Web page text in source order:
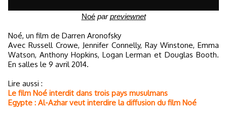
Noé parpreviewnet
Noé, un film de Darren Aronofsky
Avec Russell Crowe, Jennifer Connelly, Ray Winstone, Emma
Watson, Anthony Hopkins, Logan Lerman et Douglas Booth.
En salles le 9 avril 2014.
Lire aussi :
Le film Noé interdit dans trois pays musulmans
Egypte : Al-Azhar veut interdire la diffusion du film Noé